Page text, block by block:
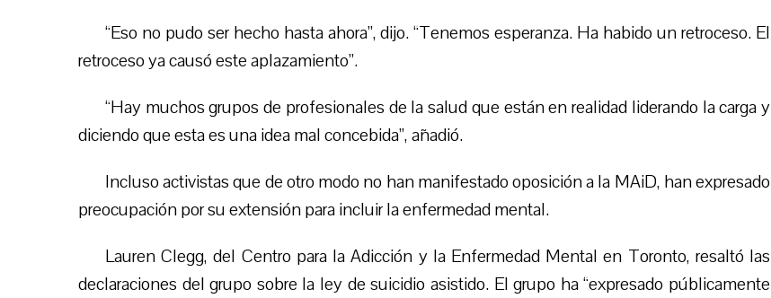
“Eso no pudo ser hecho hasta ahora”, dijo. “Tenemos esperanza. Ha habido un retroceso. El
retroceso ya causó este aplazamiento”.
“Hay muchos grupos de profesionales de la salud que están en realidad liderando la carga y
diciendo que esta es una idea mal concebida”, añadió.
Incluso activistas que de otro modo no han manifestado oposición a la MAiD, han expresado
preocupación por su extensión para incluir la enfermedad mental.
Lauren Clegg, del Centro para la Adicción y la Enfermedad Mental en Toronto, resaltó las
declaraciones del grupo sobre la ley de suicidio asistido. El grupo ha “expresado públicamente